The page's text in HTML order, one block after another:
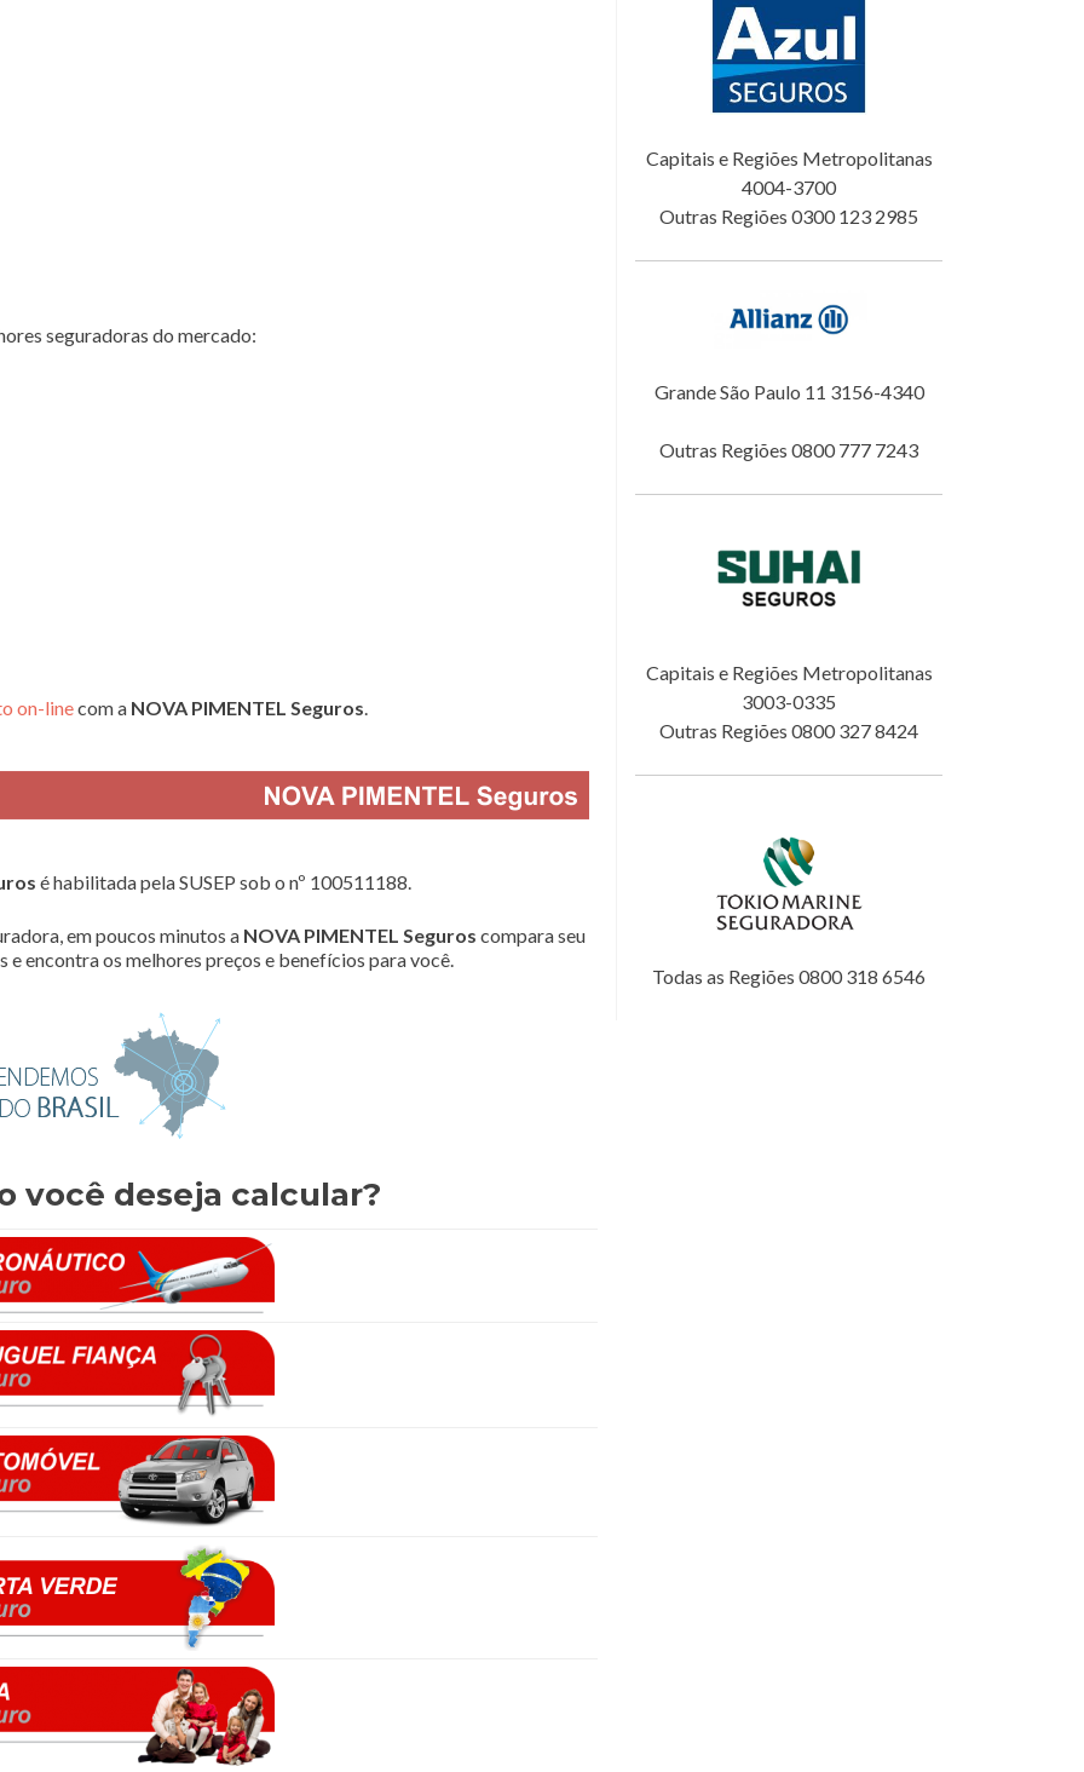
seguradoras do mercado:
on-linecom a NOVA PIMENTEL Seguros.
é habilitada pela SUSEP sob o nº 100511188.
em poucos minutos a NOVA PIMENTEL Seguros compara seu
e encontra os melhores preços e benefícios para você.
você deseja calcular?
Capitais e Regiões Metropolitanas
4004-3700
Outras Regiões 0300 123 2985
Grande São Paulo 11 3156-4340
Outras Regiões 0800 777 7243
Capitais e Regiões Metropolitanas
3003-0335
Outras Regiões 0800 327 8424
Todas as Regiões 0800 318 6546